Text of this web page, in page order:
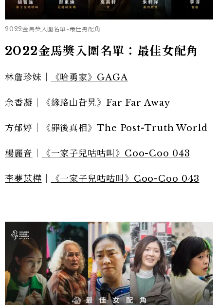
2022金馬獎入圍名單-最佳男配角
2022金馬獎入圍名單：最佳女配角
林詹珍妹｜ 《哈勇家》GAGA
余香凝｜《緣路山旮旯》Far Far Away
方郁婷｜《罪後真相》The Post-Truth World
楊麗音 《一家子兒咕咕叫》Coo-Coo 043
李夢苡樺 《一家子兒咕咕叫》Coo-Coo 043